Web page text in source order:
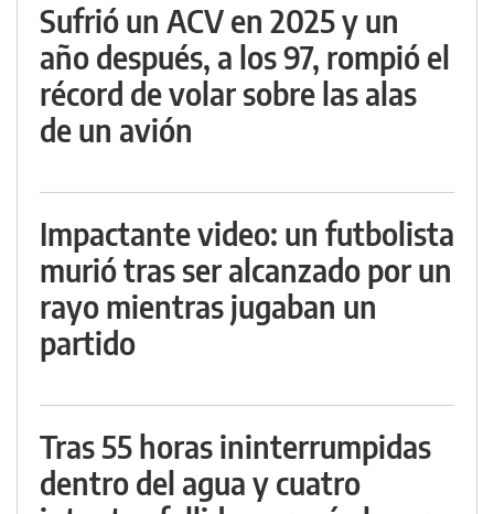
Sufrió un ACV en 2025 y un
año después, a los 97, rompió el
récord de volar sobre las alas
de un avión
Impactante video: un futbolista
murió tras ser alcanzado por un
rayo mientras jugaban un
partido
Tras 55 horas ininterrumpidas
dentro del agua y cuatro